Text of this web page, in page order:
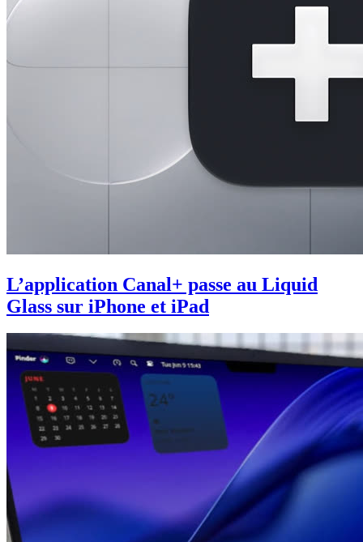
L’application Canal+ passe au Liquid
Glass sur iPhone et iPad